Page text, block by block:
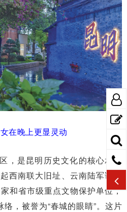
在晚上更显灵动
，是昆明历史文化的核心承载
西南联大旧址、云南陆军讲武
和省市级重点文物保护单位，
络，被誉为“春城的眼睛”。这片